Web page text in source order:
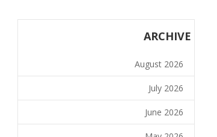
ARCHIVE
August 2026
July 2026
June 2026